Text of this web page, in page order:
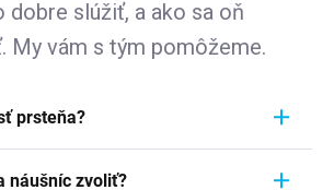
dobre slúžiť, a ako sa oň
My vám s tým pomôžeme.
prsteňa?
náušníc zvoliť?